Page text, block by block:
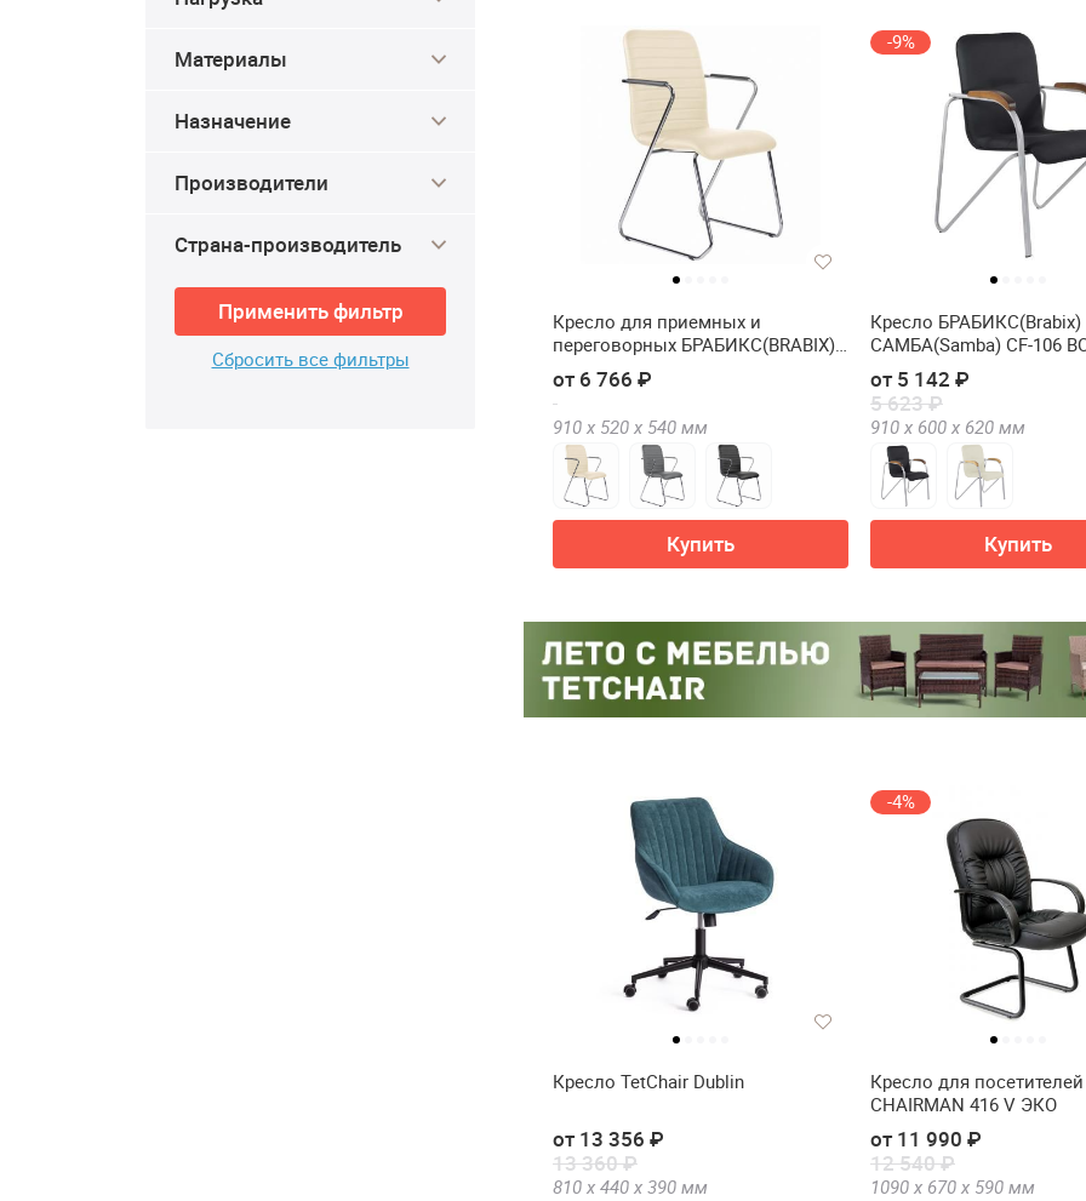
Кресло для приемных и
переговорных БРАБИКС(BRABIX)
ВИЗИТ(Visit) CF-101
от 6 766 ₽
910 х 520 х 540 мм
Купить
-9%
Кресло БРАБИКС(Brabix)
САМБА(Samba) CF-106
от 5 142 ₽
5 623 ₽
910 х 600 х 620 мм
Купить
Кресло TetChair Dublin
от 13 356 ₽
13 360 ₽
810 х 440 х 390 мм
-4%
Кресло для посетителей
CHAIRMAN 416 V ЭКО
от 11 990 ₽
12 540 ₽
1090 х 670 х 590 мм
Материалы
Назначение
Производители
Страна-производитель
Применить фильтр
Сбросить все фильтры